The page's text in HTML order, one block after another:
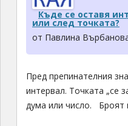
Къде се оставя
или след точката?
от Павлина
Пред препинателния
интервал. Точката „се
дума или число. Броят